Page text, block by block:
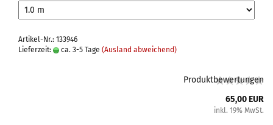
Artikel-Nr.: 133946
Lieferzeit:
ca. 3-5 Tage (Ausland abweichend)
Produktbewertungen
65,00 EUR
inkl. 19% MwSt.